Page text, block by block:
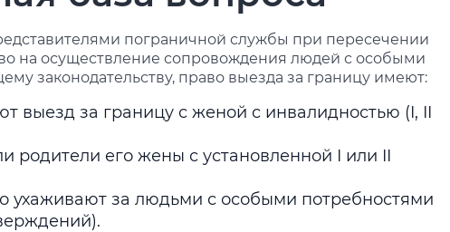
пограничной службы при пересечении
на осуществление сопровождения людей с особыми
законодательству, право выезда за границу имеют:
выезд за границу с женой с инвалидностью (I, II
родители его жены с установленной I или II
ухаживают за людьми с особыми потребностями